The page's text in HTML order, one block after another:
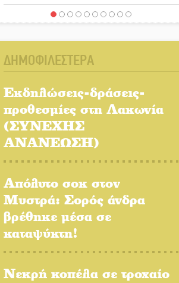
Η ψυχολογία της ανατροπής
Ένα «ταξίδι» τέχνης και
Τα Λαγκάδια κρατούν
ζωντανή την τέχνη της
πέτρας
Ελεωνόρας Ζουγανέλη το
Σαϊνοπούλειο
Πλούσιο πολιτιστικό
πρόγραμμα δίνει «χρώμα»
ΔΗΜΟΦΙΛΕΣΤΕΡΑ
Εκδηλώσεις-δράσεις-
προθεσμίες στη Λακωνία
(ΣΥΝΕΧΗΣ
ΑΝΑΝΕΩΣΗ)
Απόλυτο σοκ στον
Μυστρά: Σορός άνδρα
βρέθηκε μέσα σε
καταψύκτη!
Νεκρή κοπέλα σε τροχαίο